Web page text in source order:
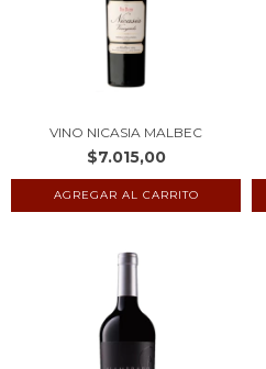
VINO NICASIA MALBEC
$7.015,00